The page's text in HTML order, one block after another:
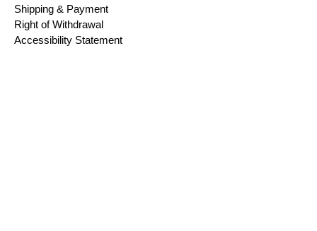
Shipping & Payment
Right of Withdrawal
Accessibility Statement